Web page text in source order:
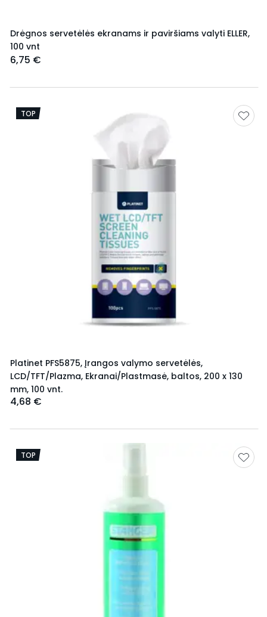
Drėgnos servetėlės ekranams ir paviršiams valyti ELLER,
100 vnt
6,75 €
TOP
Platinet PFS5875, Įrangos valymo servetėlės,
LCD/TFT/Plazma, Ekranai/Plastmasė, baltos, 200 x 130
mm, 100 vnt.
4,68 €
TOP